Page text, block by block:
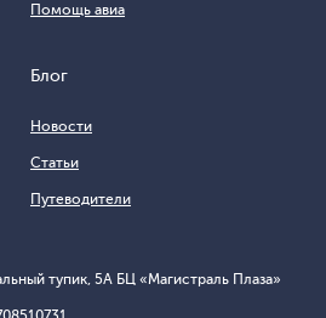
тупик, 5А БЦ «Магистраль Плаза»
Помощь авиа
Блог
Новости
Статьи
Путеводители